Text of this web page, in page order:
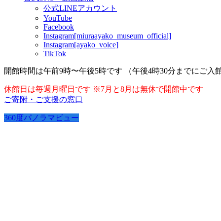
公式LINEアカウント
YouTube
Facebook
Instagram[miuraayako_museum_official]
Instagram[ayako_voice]
TikTok
開館時間は午前9時〜午後5時です （午後4時30分までにご入
休館日は毎週月曜日です ※7月と8月は無休で開館中です
ご寄附・ご支援の窓口
360度パノラマビュー